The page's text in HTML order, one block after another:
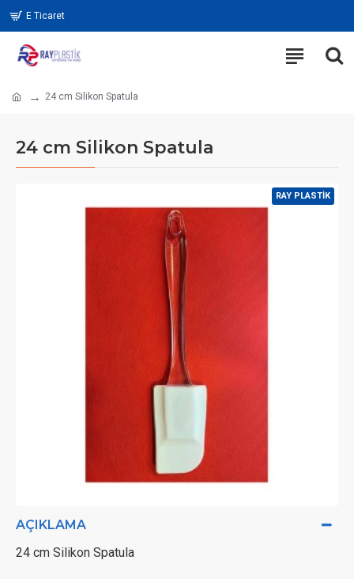
E Ticaret
24 cm Silikon Spatula
24 cm Silikon Spatula
RAY PLASTIK
AÇIKLAMA
24 cm Silikon Spatula